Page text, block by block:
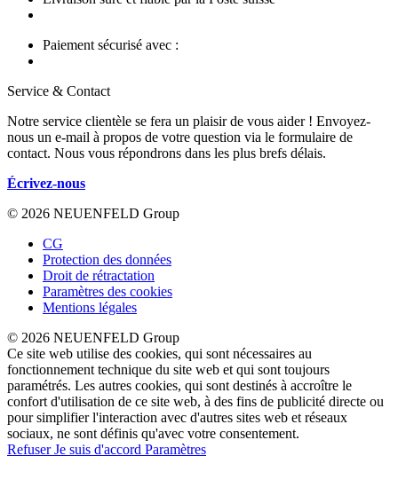
Paiement sécurisé avec :
Service & Contact
Notre service clientèle se fera un plaisir de vous aider ! Envoyez-
nous un e-mail à propos de votre question via le formulaire de
contact. Nous vous répondrons dans les plus brefs délais.
Écrivez-nous
© 2026 NEUENFELD Group
CG
Protection des données
Droit de rétractation
Paramètres des cookies
Mentions légales
© 2026 NEUENFELD Group
Ce site web utilise des cookies, qui sont nécessaires au
fonctionnement technique du site web et qui sont toujours
paramétrés. Les autres cookies, qui sont destinés à accroître le
confort d'utilisation de ce site web, à des fins de publicité directe ou
pour simplifier l'interaction avec d'autres sites web et réseaux
sociaux, ne sont définis qu'avec votre consentement.
RefuserJe suis d'accord Paramètres